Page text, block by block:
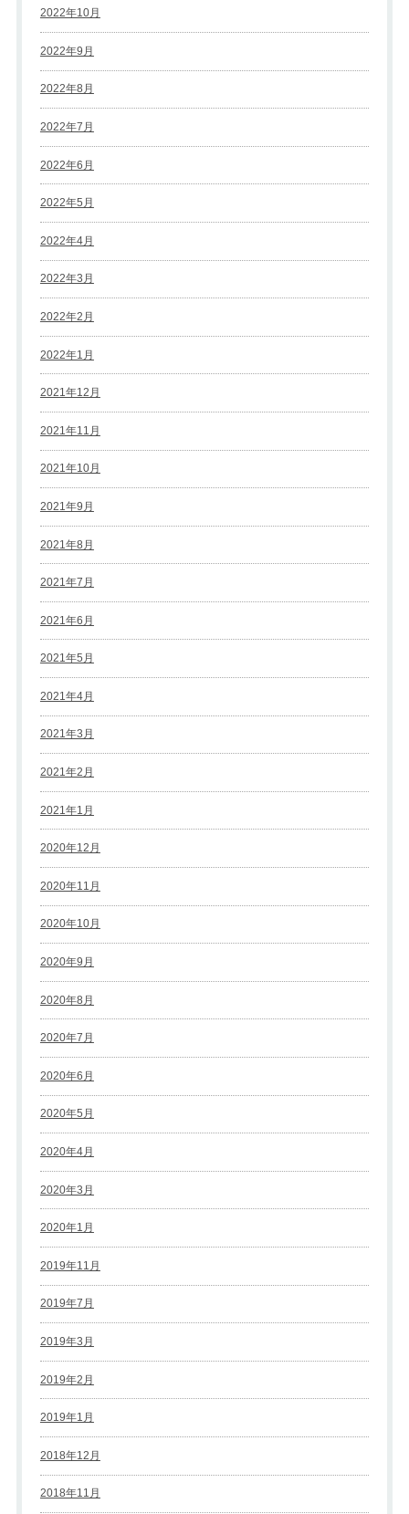
2022年10月
2022年9月
2022年8月
2022年7月
2022年6月
2022年5月
2022年4月
2022年3月
2022年2月
2022年1月
2021年12月
2021年11月
2021年10月
2021年9月
2021年8月
2021年7月
2021年6月
2021年5月
2021年4月
2021年3月
2021年2月
2021年1月
2020年12月
2020年11月
2020年10月
2020年9月
2020年8月
2020年7月
2020年6月
2020年5月
2020年4月
2020年3月
2020年1月
2019年11月
2019年7月
2019年3月
2019年2月
2019年1月
2018年12月
2018年11月